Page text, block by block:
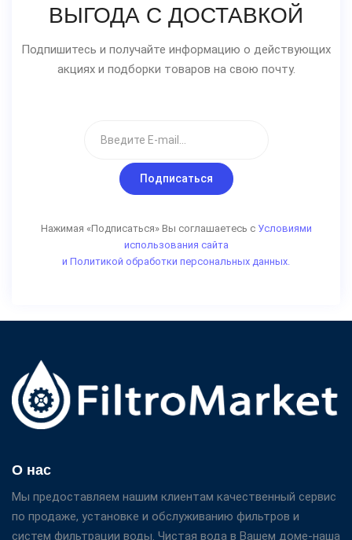
ВЫГОДА С ДОСТАВКОЙ
Подпишитесь и получайте информацию о действующих
акциях и подборки товаров на свою почту.
Подписаться
Нажимая «Подписаться» Вы соглашаетесь с Условиями
использования сайта
и Политикой обработки персональных данных.
О нас
Мы предоставляем нашим клиентам качественный сервис
по продаже, установке и обслуживанию фильтров и
систем фильтрации воды. Чистая вода в Вашем доме-наша